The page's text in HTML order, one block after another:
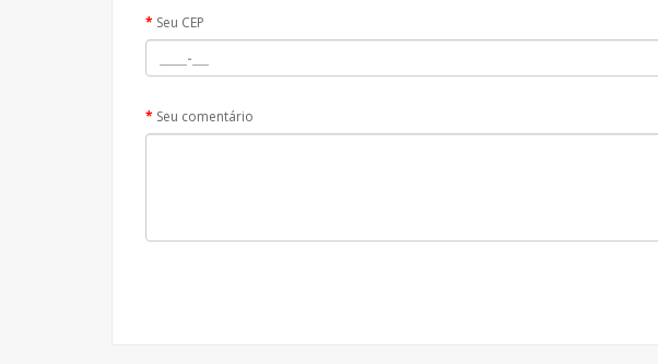
Seu CEP
Seu comentário